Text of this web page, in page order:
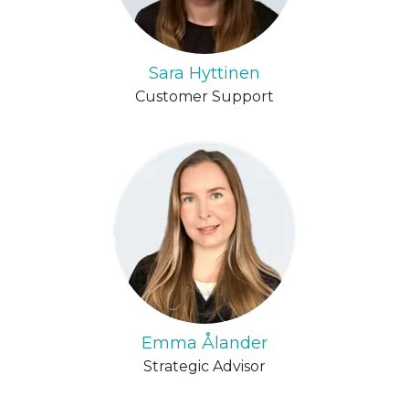
Sara Hyttinen
Customer Support
Emma Ålander
Strategic Advisor